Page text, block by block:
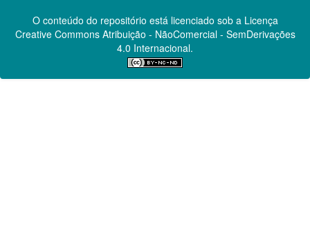
O conteúdo do repositório está licenciado sob a Licença
Creative CommonsAtribuição - NãoComercial - SemDerivações
4.0 Internacional.